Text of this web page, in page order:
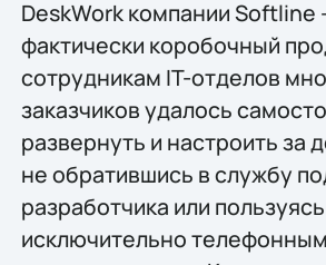
DeskWork компании Softline
фактически коробочный
сотрудникам IT-отделов
заказчиков удалось
развернуть и настроить за
не обратившись в службу
разработчика или пользуясь
исключительно